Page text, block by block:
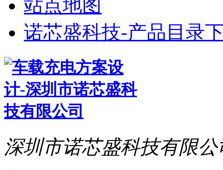
站点地图
诺芯盛科技-产品目录
深圳市诺芯盛科技有限公